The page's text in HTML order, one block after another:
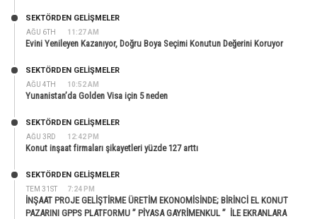
AĞU 6TH 11:27 AM
SEKTÖRDEN GELIŞMELER
Evini Yenileyen Kazanıyor, Doğru Boya Seçimi Konutun Değerini Koruyor
AĞU 4TH 10:52 AM
SEKTÖRDEN GELIŞMELER
Yunanistan’da Golden Visa için 5 neden
AĞU 3RD 12:42 PM
SEKTÖRDEN GELIŞMELER
Konut inşaat firmaları şikayetleri yüzde 127 arttı
TEM 31ST 7:24 PM
SEKTÖRDEN GELIŞMELER
İNŞAAT PROJE GELİŞTİRME ÜRETİM EKONOMİSİNDE; BİRİNCİ EL KONUT
PAZARINI GPPS PLATFORMU ” PİYASA GAYRİMENKUL ” İLE EKRANLARA